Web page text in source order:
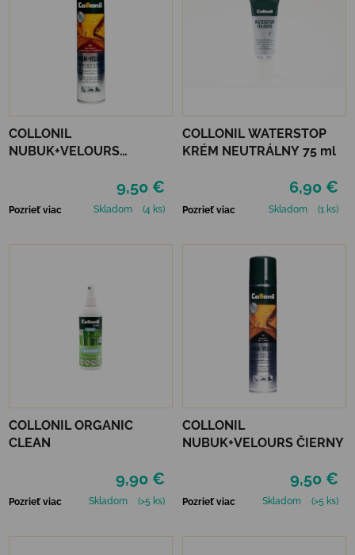
COLLONIL
NUBUK+VELOURS
9,50 €
Pozrieť viac Skladom (4 ks)
COLLONIL WATERSTOP
KRÉM NEUTRÁLNY 75 ml
6,90 €
Pozrieť viac Skladom (1 ks)
COLLONIL ORGANIC
CLEAN
9,90 €
Pozrieť viac Skladom (>5 ks)
COLLONIL
NUBUK+VELOURS ČIERNY
9,50 €
Pozrieť viac Skladom (>5 ks)